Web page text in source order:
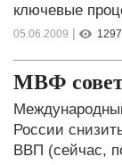
ключевые
05.06.2009 | 1297
МВФ
России
ВВП (сейчас,